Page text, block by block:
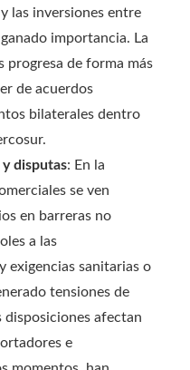
las inversiones entre
importancia. La
progresa de forma más
de acuerdos
bilaterales dentro
y disputas: En la
se ven
en barreras no
a las
exigencias sanitarias o
tensiones de
disposiciones afectan
e